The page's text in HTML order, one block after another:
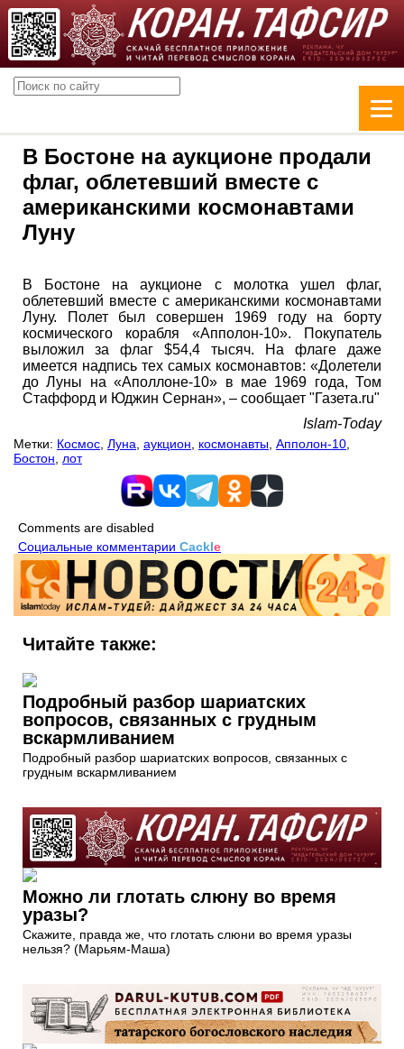
В Бостоне на аукционе продали
флаг, облетевший вместе с
американскими космонавтами
Луну
В Бостоне на аукционе с молотка ушел флаг,
облетевший вместе с американскими космонавтами
Луну. Полет был совершен 1969 году на борту
космического корабля «Апполон-10». Покупатель
выложил за флаг $54,4 тысяч. На флаге даже
имеется надпись тех самых космонавтов: «Долетели
до Луны на «Аполлоне-10» в мае 1969 года, Том
Стаффорд и Юджин Сернан», – сообщает "Газета.ru"
Islam-Today
Метки: Космос Луна аукцион космонавты Апполон-10
Бостон
лот
Comments are disabled
Социальные комментарии Cackle
Читайте также:
Подробный разбор шариатских
вопросов, связанных с грудным
вскармливанием
Подробный разбор шариатских вопросов, связанных с
грудным вскармливанием
Можно ли глотать слюну во время
уразы?
Скажите, правда же, что глотать слюни во время уразы
нельзя? (Марьям-Маша)